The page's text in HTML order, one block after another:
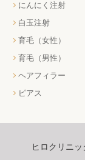
にんにく注射
白玉注射
育毛（女性）
育毛（男性）
ヘアフィラー
ピアス
ヒロクリニ